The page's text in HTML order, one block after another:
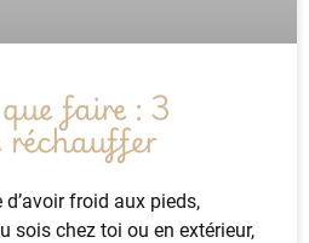
faire : 3
réchauffer
d’avoir froid aux pieds,
sois chez toi ou en extérieur,